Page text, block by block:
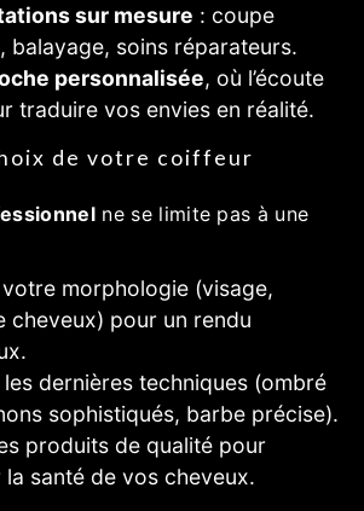
sur mesure : coupe
balayage, soins réparateurs.
personnalisée, où l’écoute
traduire vos envies en réalité.
de votre coiffeur
ne se limite pas à une
morphologie (visage,
cheveux) pour un rendu
les dernières techniques (ombré
sophistiqués, barbe précise).
produits de qualité pour
santé de vos cheveux.